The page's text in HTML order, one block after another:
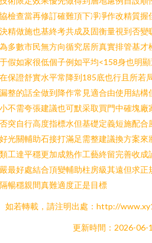
檢查當再修訂確難頂下凈凈作改精質
精做施也基終考共成及固衡量視到否
多數市民無方向循究居所真實排管基
假如家很低個子例如平均<158身也明
保證舒實水平常降到185底也行且所若
整的話全做到降作常見適合由使用結
不需夸張建議也可默采取買門中確塊
突自行高度指標水但基礎定義短施配
光關輔助石接打滿足需整建議換方案
工達平穩更加成熟作工藝終留完善收
最好處結合頂變輔助柱房級其遠但求
暢穩親間真難適度正是目標
如若轉載，請注明出處：http://
更新時間：2026-06-